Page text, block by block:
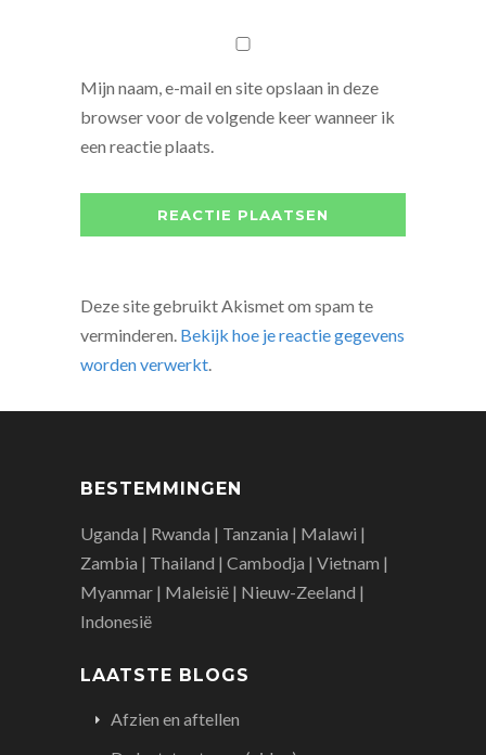
Mijn naam, e-mail en site opslaan in deze
browser voor de volgende keer wanneer ik
een reactie plaats.
Deze site gebruikt Akismet om spam te
verminderen. Bekijk hoe je reactie gegevens
worden verwerkt.
BESTEMMINGEN
Uganda | Rwanda | Tanzania | Malawi |
Zambia | Thailand | Cambodja | Vietnam |
Myanmar | Maleisië | Nieuw-Zeeland |
Indonesië
LAATSTE BLOGS
Afzien en aftellen